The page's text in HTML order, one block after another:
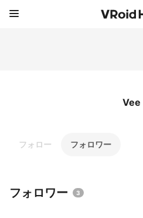
Vee
フォロー フォロワー
フォロワー 3